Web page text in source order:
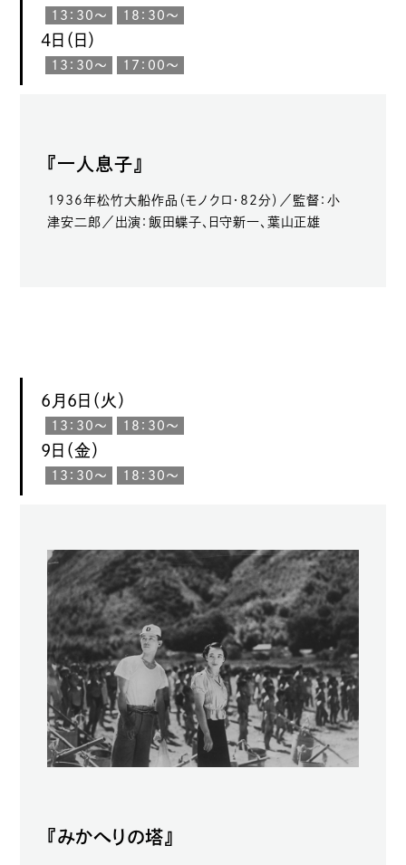
13：30～ 18：30〜
4日（日）
13：30～ 17：00〜
『一人息子』
1936年松竹大船作品（モノクロ・82分）／監督：小
津安二郎／出演：飯田蝶子、日守新一、葉山正雄
6月6日（火）
13：30〜 18：30〜
9日（金）
13：30〜 18：30～
『みかへりの塔』